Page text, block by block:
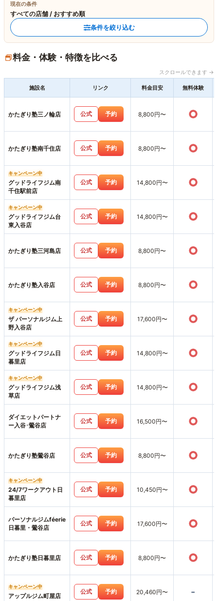
現在の条件
すべての店舗 / おすすめ順
条件を絞り込む
料金・体験・特徴を比べる
スクロールできます →
施設名 リンク 料金目安 無料体験
かたぎり塾三ノ輪店 公式 予約 8,800円〜 ○
かたぎり塾南千住店 公式 予約 8,800円〜 ○
キャンペーン中
グッドライフジム南
千住駅前店
公式 予約 14,800円〜 ○
キャンペーン中
グッドライフジム台
東入谷店
公式 予約 14,800円〜 ○
かたぎり塾三河島店 公式 予約 8,800円〜 ○
かたぎり塾入谷店 公式 予約 8,800円〜 ○
キャンペーン中
ザ パーソナルジム上
野入谷店
公式 予約 17,600円〜 ○
キャンペーン中
グッドライフジム日
暮里店
公式 予約 14,800円〜 ○
キャンペーン中
グッドライフジム浅
草店
公式 予約 14,800円〜 ○
ダイエットパートナ
ー入谷･鶯谷店
公式 予約 16,500円〜 ○
かたぎり塾鶯谷店 公式 予約 8,800円〜 ○
キャンペーン中
24/7ワークアウト日
暮里店
公式 予約 10,450円〜 ○
パーソナルジムféerie
日暮里・鶯谷店
公式 予約 17,600円〜 ○
かたぎり塾日暮里店 公式 予約 8,800円〜 ○
キャンペーン中
アップルジム町屋店
公式 予約 20,460円〜 -